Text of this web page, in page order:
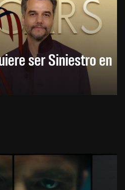
ser Siniestro en